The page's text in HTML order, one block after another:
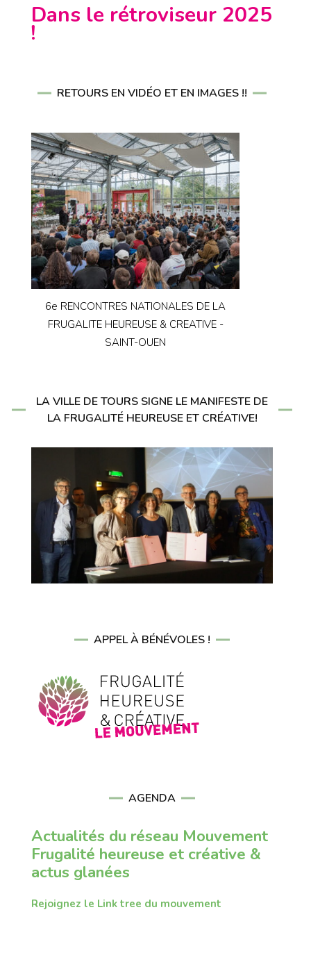
Dans le rétroviseur 2025
!
RETOURS EN VIDÉO ET EN IMAGES !!
6e RENCONTRES NATIONALES DE LA
FRUGALITE HEUREUSE & CREATIVE -
SAINT-OUEN
LA VILLE DE TOURS SIGNE LE MANIFESTE DE
LA FRUGALITÉ HEUREUSE ET CRÉATIVE!
APPEL À BÉNÉVOLES !
AGENDA
Actualités du réseau Mouvement
Frugalité heureuse et créative &
actus glanées
Rejoignez le Link tree du mouvement